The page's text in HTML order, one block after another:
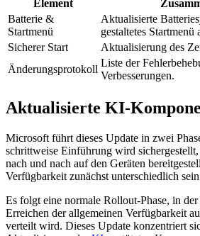
Element
Batterie &
Startmenü
Aktualisierte
gestaltetes
Sicherer Start
Aktualisierung des
Änderungsprotokoll
Liste der
Verbesserungen.
Aktualisierte KI-
Microsoft führt dieses Update in zwei
schrittweise Einführung wird
nach und nach auf den Geräten
Verfügbarkeit zunächst unterschiedlich
Es folgt eine normale Rollout-Phase, in der
Erreichen der allgemeinen Verfügbarkeit
verteilt wird. Dieses Update konzentriert